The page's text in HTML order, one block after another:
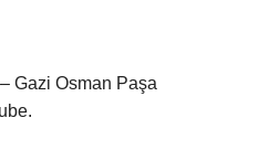
Gazi Osman Paşa